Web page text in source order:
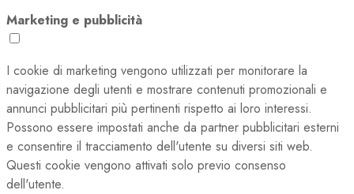
Marketing e pubblicità
I cookie di marketing vengono utilizzati per monitorare la
navigazione degli utenti e mostrare contenuti promozionali e
annunci pubblicitari più pertinenti rispetto ai loro interessi.
Possono essere impostati anche da partner pubblicitari esterni
e consentire il tracciamento dell'utente su diversi siti web.
Questi cookie vengono attivati solo previo consenso
dell'utente.